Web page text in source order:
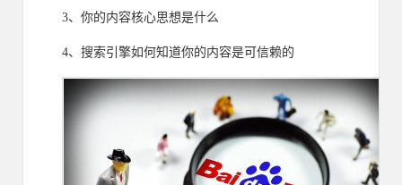
3、你的内容核心思想是什么
4、搜索引擎如何知道你的内容是可信赖的